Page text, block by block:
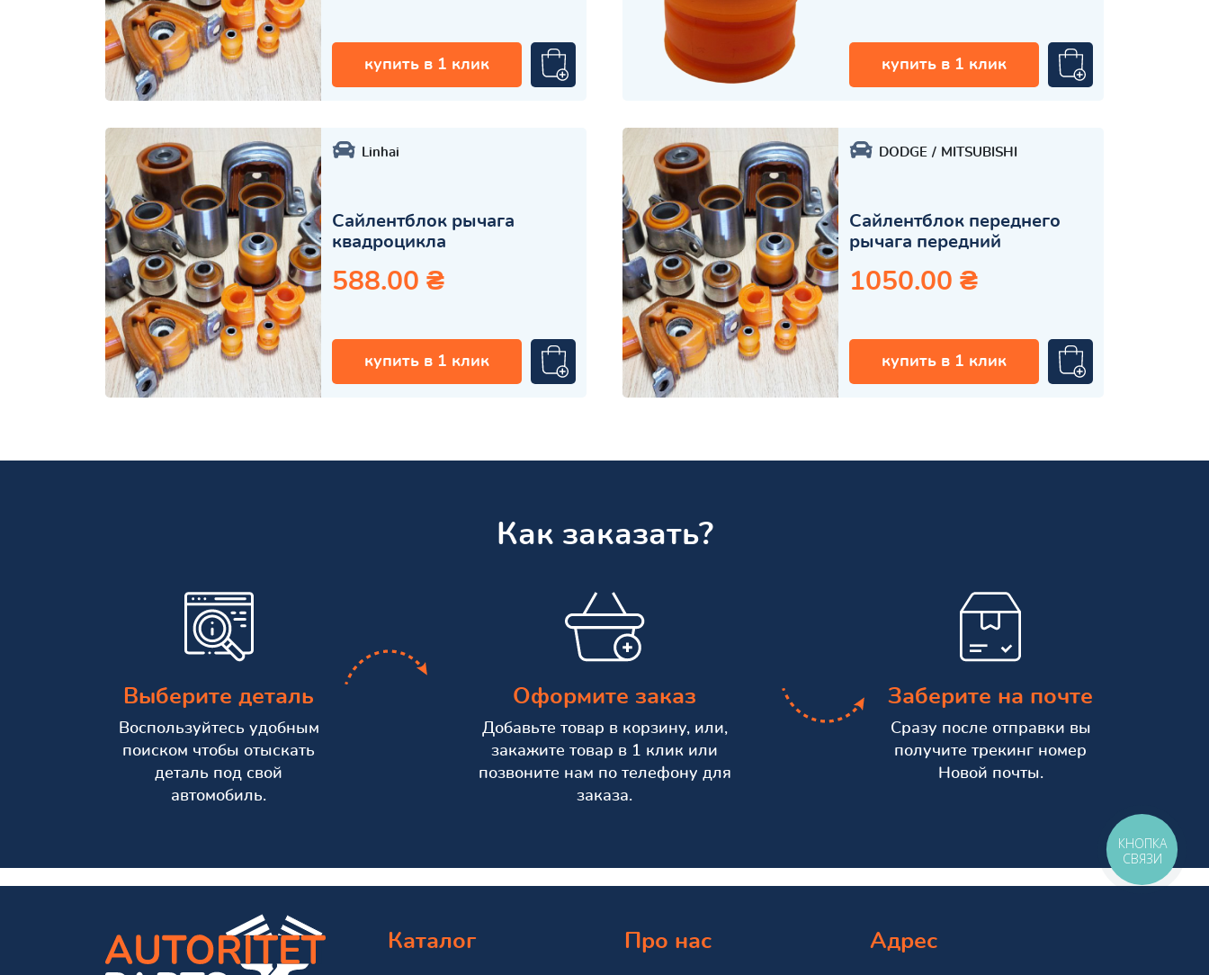
купить в 1 клик купить в 1 клик
Linhai
Сайлентблок рычага
квадроцикла
588.00 ₴
купить в 1 клик
DODGE MITSUBISHI
Сайлентблок переднего
рычага передний
1050.00 ₴
купить в 1 клик
Как заказать?
Выберите деталь
Воспользуйтесь удобным
поиском чтобы отыскать
деталь под свой
автомобиль.
Оформите заказ
Добавьте товар в корзину, или,
закажите товар в 1 клик или
позвоните нам по телефону для
заказа.
Заберите на почте
Сразу после отправки вы
получите трекинг номер
Новой почты.
Каталог Про нас Адрес
КНОПКА
СВЯЗИ